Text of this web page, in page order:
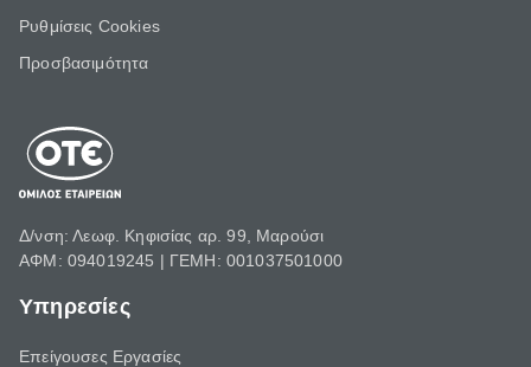
Ρυθμίσεις Cookies
Προσβασιμότητα
Δ/νση: Λεωφ. Κηφισίας αρ. 99, Μαρούσι
ΑΦΜ: 094019245 | ΓΕΜΗ: 001037501000
Υπηρεσίες
Επείγουσες Εργασίες